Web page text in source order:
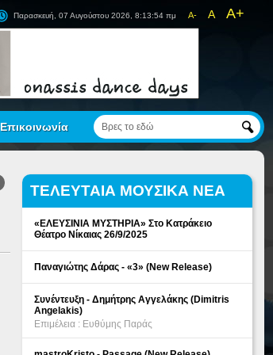
A- A A+
Παρασκευή, 07 Αυγούστου 2026, 8:13:54 πμ
Επικοινωνία
ΤΕΛΕΥΤΑΙΑ ΜΟΥΣΙΚΑ ΝΕΑ
«ΕΛΕΥΣΙΝΙΑ ΜΥΣΤΗΡΙΑ» Στο Κατράκειο
Θέατρο Νίκαιας 26/9/2025
Παναγιώτης Δάρας - «3» (New Release)
Συνέντευξη - Δημήτρης Αγγελάκης (Dimitris
Angelakis)
Επιμέλεια : Ευθύμης Παράς